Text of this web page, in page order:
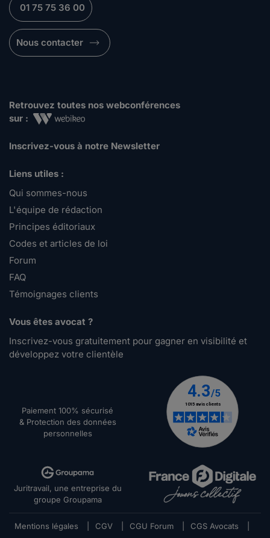
01 75 75 36 00
Nous contacter
Retrouvez toutes nos webconférences
sur :
Inscrivez-vous à notre Newsletter
Liens utiles :
Qui sommes-nous
L'équipe de rédaction
Principes éditoriaux
Codes et articles de loi
Forum
FAQ
Témoignages clients
Vous êtes avocat ?
Inscrivez-vous gratuitement pour gagner en visibilité et
développez votre clientèle
Paiement 100% sécurisé
& Protection des données
personnelles
Juritravail, une entreprise du
groupe Groupama
Mentions légales CGV CGU Forum CGS Avocats